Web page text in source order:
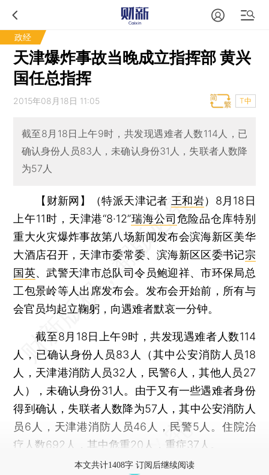
政经
天津爆炸事故当晚成立指挥部 黄兴
国任总指挥
2015年08月18日 11:05 T中
截至8月18日上午9时，共发现遇难者人数114人，已
确认身份人员83人，未确认身份31人，失联者人数降
为57人
【财新网】（特派天津记者 王和岩） 8月18日
上午11时，天津港“8·12”瑞海公司 危险品仓库特别
重大火灾爆炸事故第八场新闻发布会滨海新区美华
大酒店召开，天津市委常委、滨海新区区委书记宗
国英、武警天津市总队司令员鲍迎祥、市环保局总
工包景岭等人出席发布会。发布会开始前，所有与
会官员均起立鞠躬，向遇难者默哀一分钟。
截至8月18日上午9时，共发现遇难者人数114
人，已确认身份人员83人（其中公安消防人员18
人，天津港消防人员32人，民警6人，其他人员27
人），未确认身份31人。由于又有一些遇难者身份
得到确认，失联者人数降为57人，其中公安消防人
员6人，天津港消防人员46人，民警5人。住院治
疗人数692人，其中危重20人，重症37人。
本文共计1408字 订阅后继续阅读